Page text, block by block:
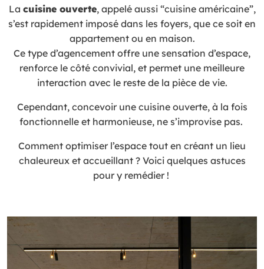
La cuisine ouverte, appelé aussi “cuisine américaine”,
s’est rapidement imposé dans les foyers, que ce soit en
appartement ou en maison.
Ce type d’agencement offre une sensation d’espace,
renforce le côté convivial, et permet une meilleure
interaction avec le reste de la pièce de vie.
Cependant, concevoir une cuisine ouverte, à la fois
fonctionnelle et harmonieuse, ne s’improvise pas.
Comment optimiser l’espace tout en créant un lieu
chaleureux et accueillant ? Voici quelques astuces
pour y remédier !